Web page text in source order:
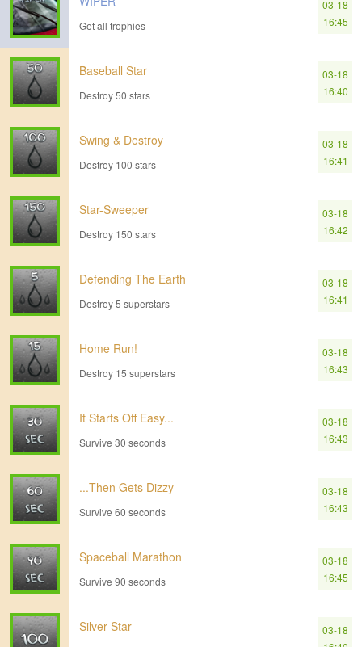
Get all trophies
03-18
16:45
Baseball Star
Destroy 50 stars
03-18
16:40
Swing & Destroy
Destroy 100 stars
03-18
16:41
Star-Sweeper
Destroy 150 stars
03-18
16:42
Defending The Earth
Destroy 5 superstars
03-18
16:41
Home Run!
Destroy 15 superstars
03-18
16:43
It Starts Off Easy...
Survive 30 seconds
03-18
16:43
...Then Gets Dizzy
Survive 60 seconds
03-18
16:43
Spaceball Marathon
Survive 90 seconds
03-18
16:45
Silver Star
03-18